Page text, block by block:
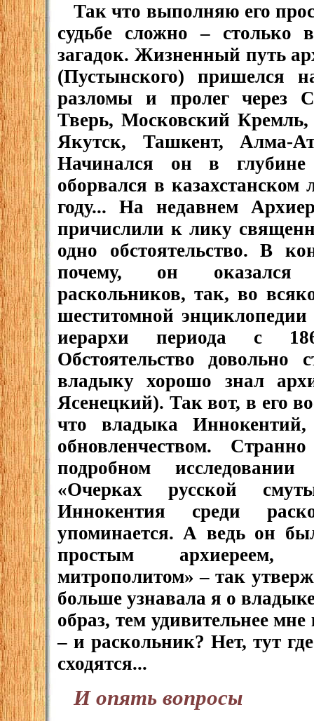
Так что выполняю его
судьбе сложно – столько
загадок. Жизненный путь
(Пустынского) пришелся
разломы и пролег через
Тверь, Московский Кремль,
Якутск, Ташкент, Алма-
Начинался он в глубине
оборвался в казахстанском
году... На недавнем
причислили к лику
одно обстоятельство. В
почему, он оказался
раскольников, так, во
шеститомной
иерархи периода с
Обстоятельство довольно
владыку хорошо знал
Ясенецкий). Так вот, в его
что владыка
обновленчеством.
подробном
«Очерках русской
Иннокентия среди
упоминается. А ведь он
простым архиереем,
митрополитом» – так
больше узнавала я о
образ, тем удивительнее
– и раскольник? Нет, тут
сходятся...
И опять вопросы